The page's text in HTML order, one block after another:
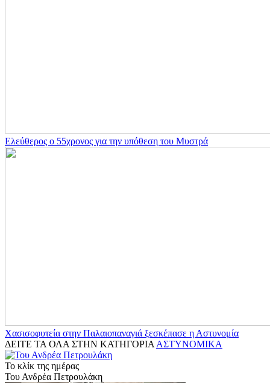
Ελεύθερος ο 55χρονος για την υπόθεση του Μυστρά
Χασισοφυτεία στην Παλαιοπαναγιά ξεσκέπασε η Αστυνομία
ΔΕΙΤΕ ΤΑ ΟΛΑ ΣΤΗΝ ΚΑΤΗΓΟΡΙΑ ΑΣΤΥΝΟΜΙΚΑ
Το κλίκ της ημέρας
Του Ανδρέα Πετρουλάκη